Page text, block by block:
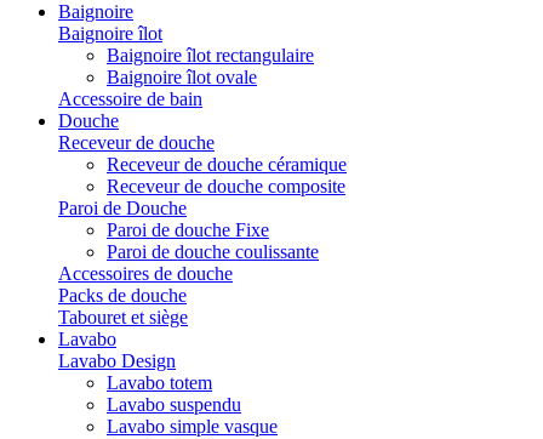
Baignoire
Baignoire îlot
Baignoire îlot rectangulaire
Baignoire îlot ovale
Accessoire de bain
Douche
Receveur de douche
Receveur de douche céramique
Receveur de douche composite
Paroi de Douche
Paroi de douche Fixe
Paroi de douche coulissante
Accessoires de douche
Packs de douche
Tabouret et siège
Lavabo
Lavabo Design
Lavabo totem
Lavabo suspendu
Lavabo simple vasque